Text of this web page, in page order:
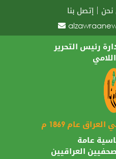
إتصل بنا
رئيس التحرير
عام 1869 م
عامة
العراقيين